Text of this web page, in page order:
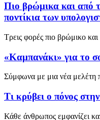
Πιο βρώμικα και από
ποντίκια των
Τρεις φορές πιο βρώμικο
«Καμπανάκι» για το
Σύμφωνα με μια νέα μελέτη
Τι κρύβει ο πόνος
Κάθε άνθρωπος εμφανίζει